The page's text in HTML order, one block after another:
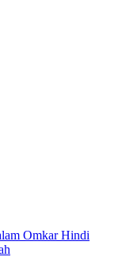
Omkar Hindi